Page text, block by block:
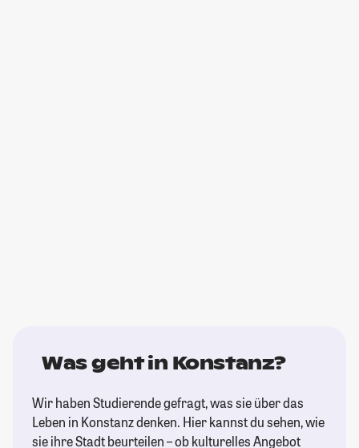
Was geht in Konstanz?
Wir haben Studierende gefragt, was sie über das
Leben in Konstanz denken. Hier kannst du sehen, wie
sie ihre Stadt beurteilen – ob kulturelles Angebot